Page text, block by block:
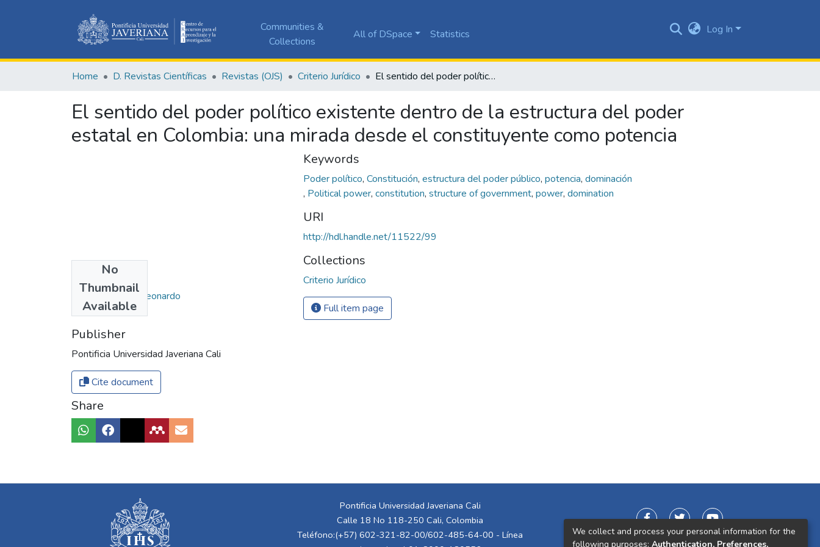
Communities &
Collections
All of DSpace Statistics Log In
Home D. Revistas Científicas Revistas (OJS) Criterio Jurídico El sentido del poder político existente dentro de la estructura del poder estatal en Colombia: una mirada desde el constituyente como potencia
El sentido del poder político existente dentro de la estructura del poder
estatal en Colombia: una mirada desde el constituyente como potencia
No
Thumbnail
Available
Authors
Sabogal Murcia, Leonardo
Publisher
Pontificia Universidad Javeriana Cali
Cite document
Share
Keywords
Poder político, Constitución, estructura del poder público, potencia, dominación
, Political power, constitution, structure of government, power, domination
URI
http://hdl.handle.net/11522/99
Collections
Criterio Jurídico
Full item page
Pontificia Universidad Javeriana Cali
Calle 18 No 118-250 Cali, Colombia
Teléfono:(+57) 602-321-82-00/602-485-64-00 - Línea
We collect and process your personal information for the
following purposes: Authentication, Preferences,